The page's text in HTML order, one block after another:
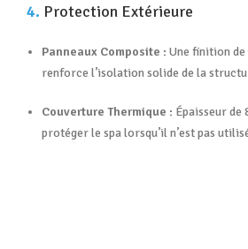
4. Protection Extérieure
Panneaux Composite : Une finition
renforce l’isolation solide de la
Couverture Thermique : Épaisseur de
protéger le spa lorsqu’il n’est pas